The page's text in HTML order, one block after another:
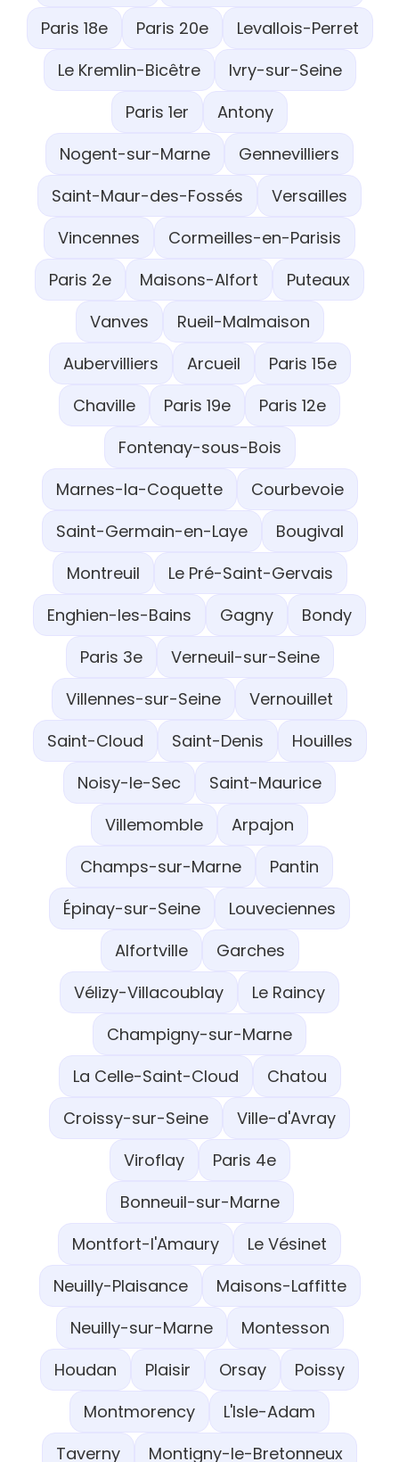
Paris 18e
Paris 20e
Levallois-Perret
Le Kremlin-Bicêtre
Ivry-sur-Seine
Paris 1er
Antony
Nogent-sur-Marne
Gennevilliers
Saint-Maur-des-Fossés
Versailles
Vincennes
Cormeilles-en-Parisis
Paris 2e
Maisons-Alfort
Puteaux
Vanves
Rueil-Malmaison
Aubervilliers
Arcueil
Paris 15e
Chaville
Paris 19e
Paris 12e
Fontenay-sous-Bois
Marnes-la-Coquette
Courbevoie
Saint-Germain-en-Laye
Bougival
Montreuil
Le Pré-Saint-Gervais
Enghien-les-Bains
Gagny
Bondy
Paris 3e
Verneuil-sur-Seine
Villennes-sur-Seine
Vernouillet
Saint-Cloud
Saint-Denis
Houilles
Noisy-le-Sec
Saint-Maurice
Villemomble
Arpajon
Champs-sur-Marne
Pantin
Épinay-sur-Seine
Louveciennes
Alfortville
Garches
Vélizy-Villacoublay
Le Raincy
Champigny-sur-Marne
La Celle-Saint-Cloud
Chatou
Croissy-sur-Seine
Ville-d'Avray
Viroflay
Paris 4e
Bonneuil-sur-Marne
Montfort-l'Amaury
Le Vésinet
Neuilly-Plaisance
Maisons-Laffitte
Neuilly-sur-Marne
Montesson
Houdan
Plaisir Orsay
Poissy
Montmorency
L'Isle-Adam
Taverny
Montigny-le-Bretonneux